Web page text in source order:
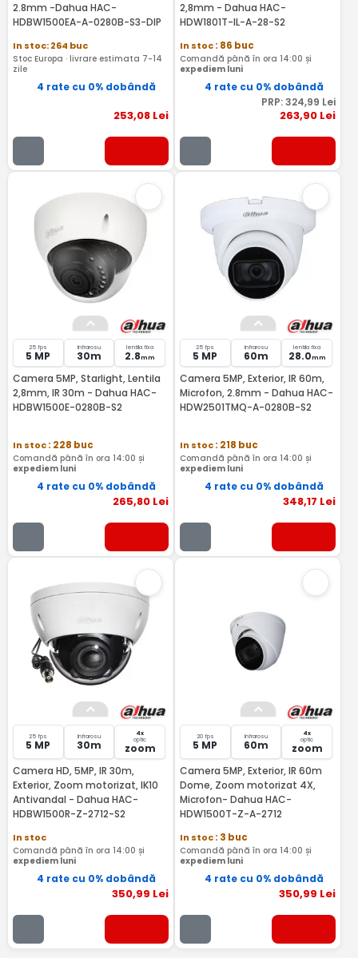
2.8mm -Dahua HAC-
HDBW1500EA-A-0280B-S3-DIP
In stoc: 264 buc
Stoc Europa · livrare estimata 7-14
zile
4 rate cu 0% dobândă
253,08Lei
2,8mm - Dahua HAC-
HDW1801T-IL-A-28-S2
In stoc: 86 buc
Comandă până în ora 14:00 și
expediem luni
4 rate cu 0% dobândă
PRP:324,99 Lei
263,90 Lei
25 fps
5 MP
Infrarosu
30m
lentila fixa
2.8mm
Camera 5MP, Starlight, Lentila
2,8mm, IR 30m - Dahua HAC-
HDBW1500E-0280B-S2
In stoc: 228 buc
Comandă până în ora 14:00 și
expediem luni
4 rate cu 0% dobândă
265,80Lei
25 fps
5 MP
Infrarosu
60m
lentila fixa
28.0mm
Camera 5MP, Exterior, IR 60m,
Microfon, 2.8mm - Dahua HAC-
HDW2501TMQ-A-0280B-S2
In stoc: 218 buc
Comandă până în ora 14:00 și
expediem luni
4 rate cu 0% dobândă
348,17 Lei
25 fps
5 MP
Infrarosu
30m
4x
optic
zoom
Camera HD, 5MP, IR 30m,
Exterior, Zoom motorizat, IK10
Antivandal - Dahua HAC-
HDBW1500R-Z-2712-S2
In stoc
Comandă până în ora 14:00 și
expediem luni
4 rate cu 0% dobândă
350,99 Lei
20 fps
5 MP
Infrarosu
60m
4x
optic
zoom
Camera 5MP, Exterior, IR 60m
Dome, Zoom motorizat 4X,
Microfon- Dahua HAC-
HDW1500T-Z-A-2712
In stoc: 3 buc
Comandă până în ora 14:00 și
expediem luni
4 rate cu 0% dobândă
350,99 Lei